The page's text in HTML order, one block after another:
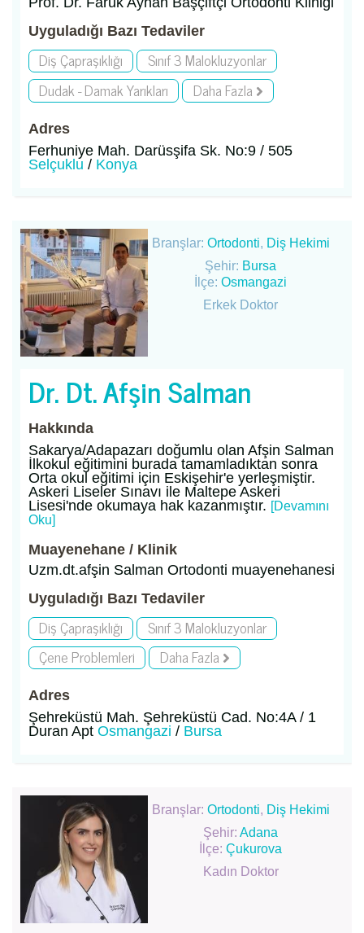
Uyguladığı Bazı Tedaviler
Diş Çapraşıklığı
Sınıf 3 Malokluzyonlar
Dudak - Damak Yarıkları
Daha Fazla
Adres
Ferhuniye Mah. Darüsşifa Sk. No:9 / 505
Selçuklu / Konya
Branşlar: Ortodonti, Diş Hekimi
Şehir: Bursa
İlçe:Osmangazi
Erkek Doktor
Dr. Dt. Afşin Salman
Hakkında
Sakarya/Adapazarı doğumlu olan Afşin Salman
İlkokul eğitimini burada tamamladıktan sonra
Orta okul eğitimi için Eskişehir'e yerleşmiştir.
Askeri Liseler Sınavı ile Maltepe Askeri
Lisesi'nde okumaya hak kazanmıştır. [Devamını
Oku]
Muayenehane / Klinik
Uzm.dt.afşin Salman Ortodonti muayenehanesi
Uyguladığı Bazı Tedaviler
Diş Çapraşıklığı
Sınıf 3 Malokluzyonlar
Çene Problemleri
Daha Fazla
Adres
Şehreküstü Mah. Şehreküstü Cad. No:4A / 1
Duran Apt Osmangazi / Bursa
Branşlar: Ortodonti, Diş Hekimi
Şehir:Adana
İlçe:Çukurova
Kadın Doktor